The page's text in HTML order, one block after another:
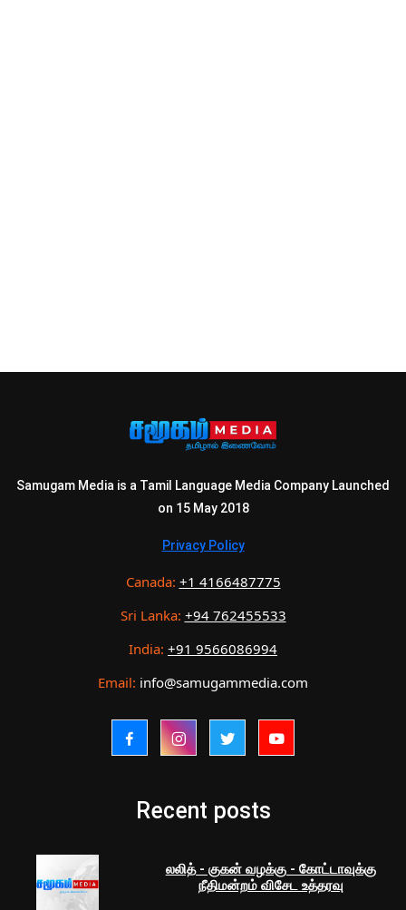
Samugam Media is a Tamil Language Media Company Launched
on 15 May 2018
Privacy Policy
Canada: +1 4166487775
Sri Lanka: +94 762455533
India: +91 9566086994
Email: info@samugammedia.com
Recent posts
லலித் - குகன் வழக்கு - கோட்டாவுக்கு
நீதிமன்றம் விசேட உத்தரவு